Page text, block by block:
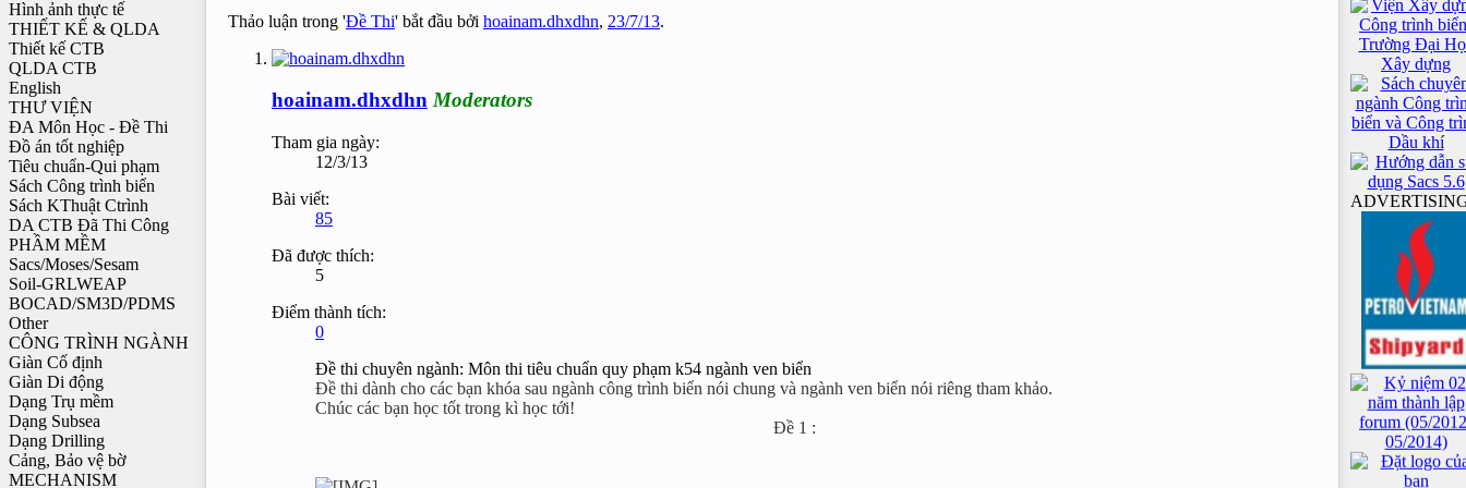
Hình ảnh thực tế
THIẾT KẾ & QLDA
Thiết kế CTB
QLDA CTB
English
THƯ VIỆN
ĐA Môn Học - Đề Thi
Đồ án tốt nghiệp
Tiêu chuẩn-Qui phạm
Sách Công trình biển
Sách KThuật Ctrình
DA CTB Đã Thi Công
PHẦM MỀM
Sacs/Moses/Sesam
Soil-GRLWEAP
BOCAD/SM3D/PDMS
Other
CÔNG TRÌNH NGÀNH
Giàn Cố định
Giàn Di động
Dạng Trụ mềm
Dạng Subsea
Dạng Drilling
Cảng, Bảo vệ bờ
MECHANISM
Thảo luận trong 'Đề Thi' bắt đầu bởi hoainam.dhxdhn, 23/7/13.
hoainam.dhxdhn Moderators
Tham gia ngày:
12/3/13
Bài viết:
85
Đã được thích:
5
Điểm thành tích:
0
Đề thi chuyên ngành: Môn thi tiêu chuẩn quy phạm k54 ngành ven biển
Đề thi dành cho các bạn khóa sau ngành công trình biển nói chung và ngành ven biển nói riêng tham khảo.
Chúc các bạn học tốt trong kì học tới!
Đề 1 :​